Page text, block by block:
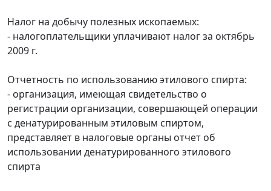
Налог на добычу полезных ископаемых:
- налогоплательщики уплачивают налог за октябрь
2009 г.
Отчетность по использованию этилового спирта:
- организация, имеющая свидетельство о
регистрации организации, совершающей операции
с денатурированным этиловым спиртом,
представляет в налоговые органы отчет об
использовании денатурированного этилового
спирта